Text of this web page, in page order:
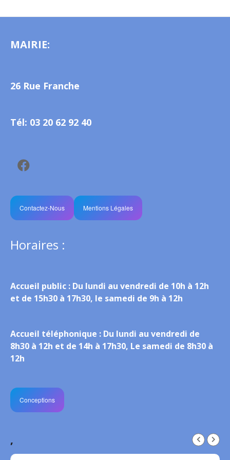
MAIRIE:
26 Rue Franche
Tél: 03 20 62 92 40
Contactez-Nous Mentions Légales
Horaires :
Accueil public : Du lundi au vendredi de 10h à 12h
et de 15h30 à 17h30, le samedi de 9h à 12h
Accueil téléphonique : Du lundi au vendredi de
8h30 à 12h et de 14h à 17h30, Le samedi de 8h30 à
12h
Conceptions
,